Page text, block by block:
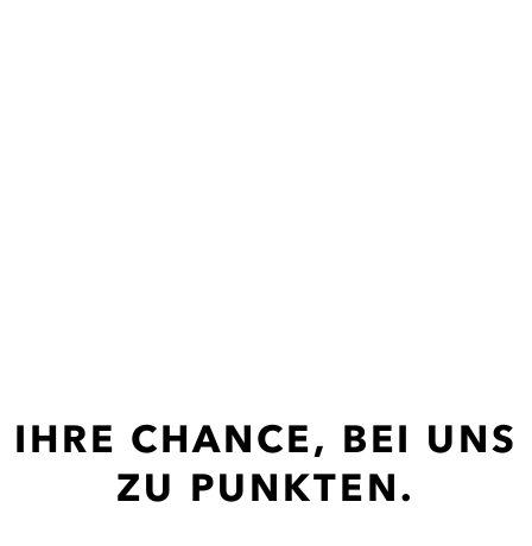
IHRE CHANCE, BEI UNS
ZU PUNKTEN.